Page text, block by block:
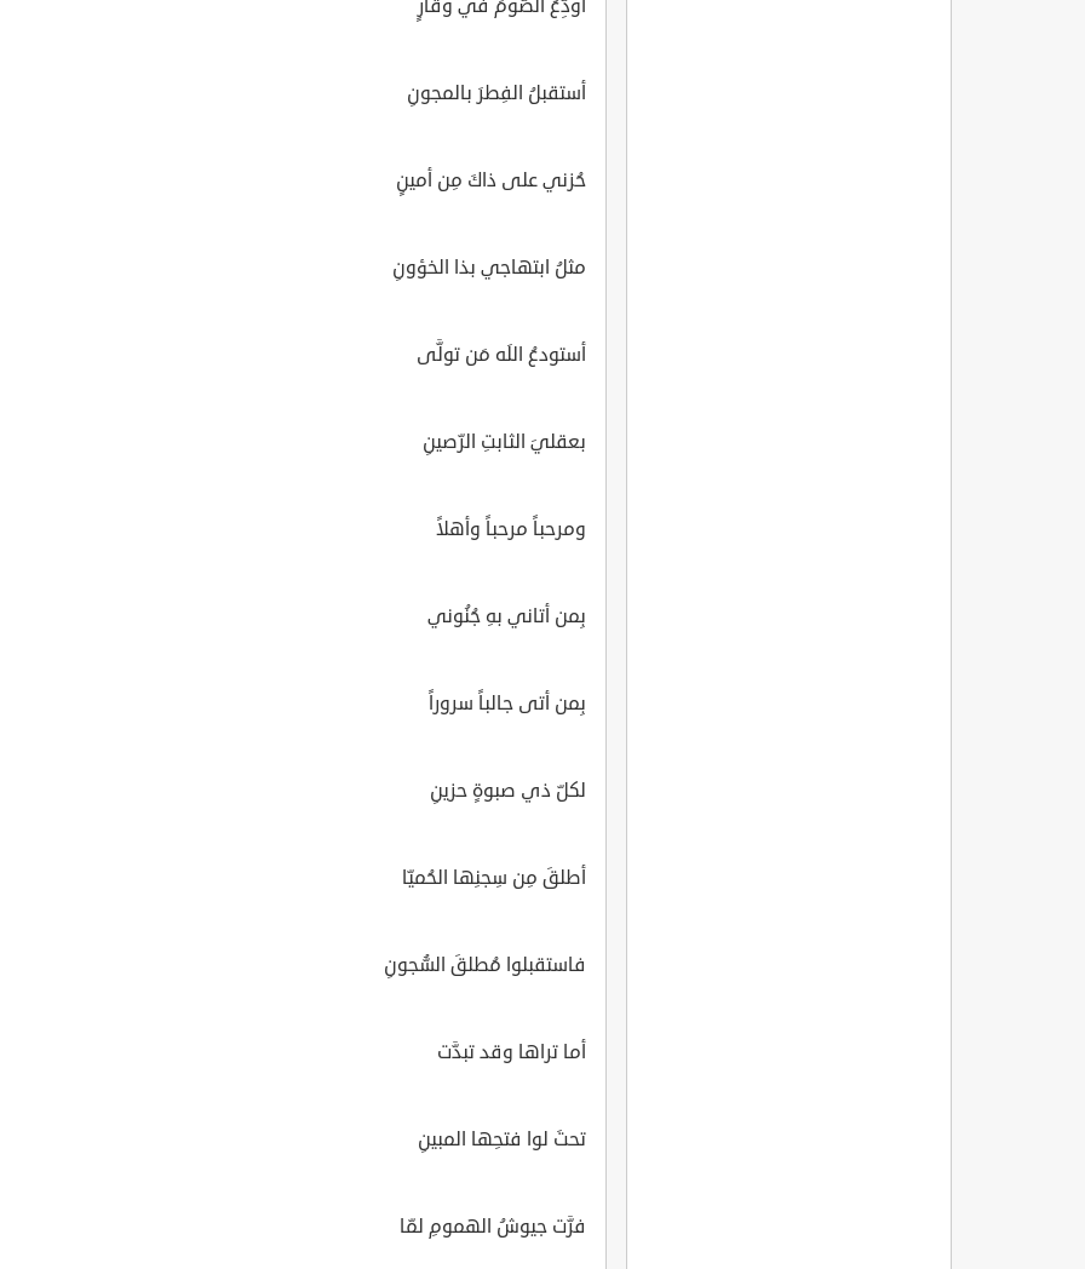
أُودِّعُ الصّومَ في وقارٍ
أستقبلُ الفِطرَ بالمجونِ
حُزني على ذاكَ مِن أمينٍ
مثلُ ابتهاجي بذا الخؤونِ
أستودعُ اللَه مَن تولَّى
بعقليَ الثابتِ الرّصينِ
ومرحباً مرحباً وأهلاً
بِمن أتاني بهِ جُنُوني
بِمن أتى جالباً سروراً
لكلّ ذي صبوةٍ حزينِ
أطلقَ مِن سِجنِها الحُميّا
فاستقبلوا مُطلقَ السُّجونِ
أما تراها وقد تبدَّت
تحتَ لوا فتحِها المبينِ
فرَّت جيوشُ الهمومِ لمّا